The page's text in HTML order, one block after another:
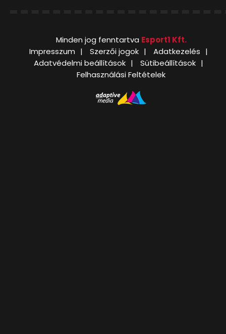
Minden jog fenntartva Esport1 Kft.
Impresszum
Szerzői jogok
Adatkezelés
Adatvédelmi beállítások
Sütibeállítások
Felhasználási Feltételek